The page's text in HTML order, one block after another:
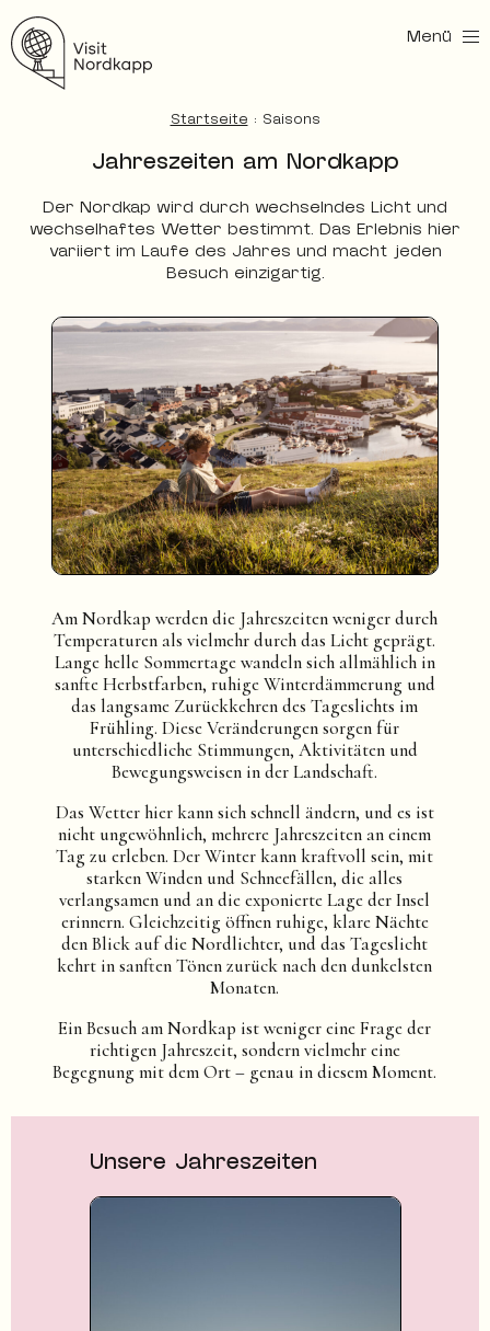
Menü
Startseite: Saisons
Jahreszeiten am Nordkapp
Der Nordkap wird durch wechselndes Licht und
wechselhaftes Wetter bestimmt. Das Erlebnis hier
variiert im Laufe des Jahres und macht jeden
Besuch einzigartig.
Am Nordkap werden die Jahreszeiten weniger durch
Temperaturen als vielmehr durch das Licht geprägt.
Lange helle Sommertage wandeln sich allmählich in
sanfte Herbstfarben, ruhige Winterdämmerung und
das langsame Zurückkehren des Tageslichts im
Frühling. Diese Veränderungen sorgen für
unterschiedliche Stimmungen, Aktivitäten und
Bewegungsweisen in der Landschaft.
Das Wetter hier kann sich schnell ändern, und es ist
nicht ungewöhnlich, mehrere Jahreszeiten an einem
Tag zu erleben. Der Winter kann kraftvoll sein, mit
starken Winden und Schneefällen, die alles
verlangsamen und an die exponierte Lage der Insel
erinnern. Gleichzeitig öffnen ruhige, klare Nächte
den Blick auf die Nordlichter, und das Tageslicht
kehrt in sanften Tönen zurück nach den dunkelsten
Monaten.
Ein Besuch am Nordkap ist weniger eine Frage der
richtigen Jahreszeit, sondern vielmehr eine
Begegnung mit dem Ort – genau in diesem Moment.
Unsere Jahreszeiten